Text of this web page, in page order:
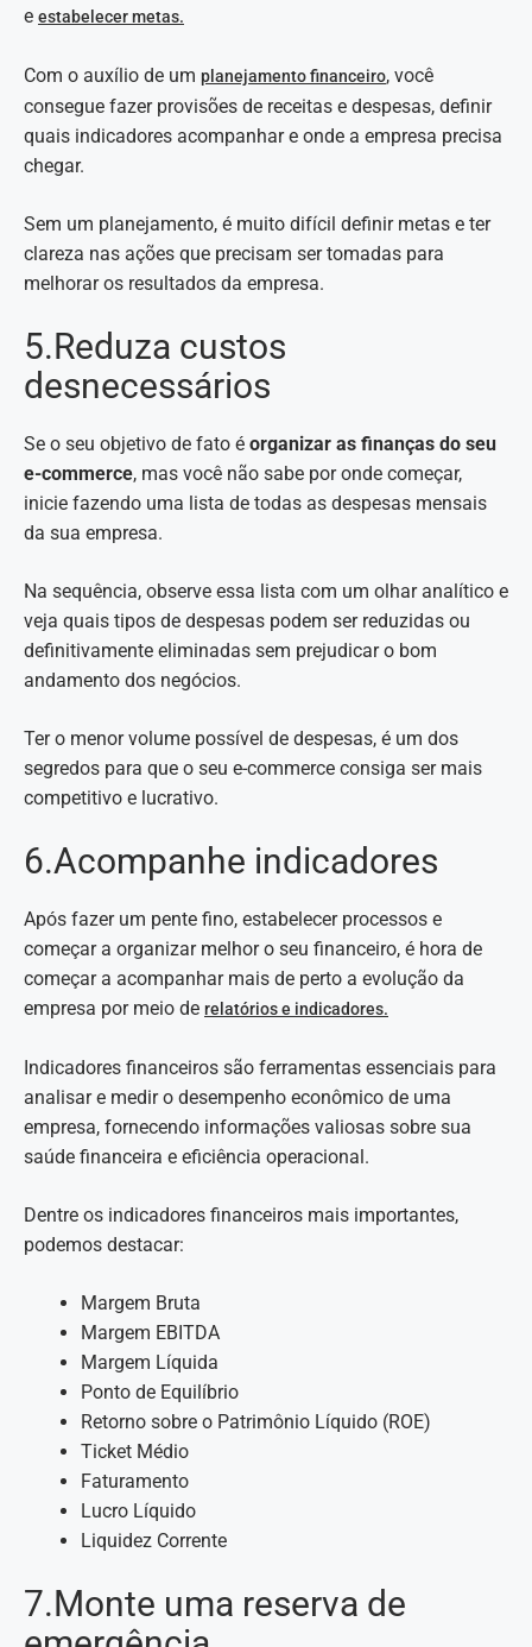
e estabelecer metas.
Com o auxílio de um planejamento financeiro, você
consegue fazer provisões de receitas e despesas, definir
quais indicadores acompanhar e onde a empresa precisa
chegar.
Sem um planejamento, é muito difícil definir metas e ter
clareza nas ações que precisam ser tomadas para
melhorar os resultados da empresa.
5.Reduza custos
desnecessários
Se o seu objetivo de fato é organizar as finanças do seu
e-commerce, mas você não sabe por onde começar,
inicie fazendo uma lista de todas as despesas mensais
da sua empresa.
Na sequência, observe essa lista com um olhar analítico e
veja quais tipos de despesas podem ser reduzidas ou
definitivamente eliminadas sem prejudicar o bom
andamento dos negócios.
Ter o menor volume possível de despesas, é um dos
segredos para que o seu e-commerce consiga ser mais
competitivo e lucrativo.
6.Acompanhe indicadores
Após fazer um pente fino, estabelecer processos e
começar a organizar melhor o seu financeiro, é hora de
começar a acompanhar mais de perto a evolução da
empresa por meio de relatórios e indicadores.
Indicadores financeiros são ferramentas essenciais para
analisar e medir o desempenho econômico de uma
empresa, fornecendo informações valiosas sobre sua
saúde financeira e eficiência operacional.
Dentre os indicadores financeiros mais importantes,
podemos destacar:
Margem Bruta
Margem EBITDA
Margem Líquida
Ponto de Equilíbrio
Retorno sobre o Patrimônio Líquido (ROE)
Ticket Médio
Faturamento
Lucro Líquido
Liquidez Corrente
7.Monte uma reserva de